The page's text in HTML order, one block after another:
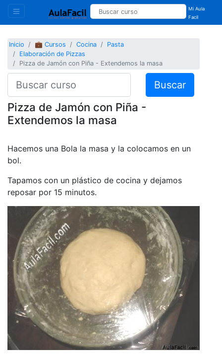
Mi Aula
Facil
Inicio 💼 Cursos Cocina
Pasta
Elaboración de Pizzas
Pizza de Jamón con Piña - Extendemos la masa
Buscar
Pizza de Jamón con Piña -
Extendemos la masa
Hacemos una Bola la masa y la colocamos en un
bol.
Tapamos con un plástico de cocina y dejamos
reposar por 15 minutos.